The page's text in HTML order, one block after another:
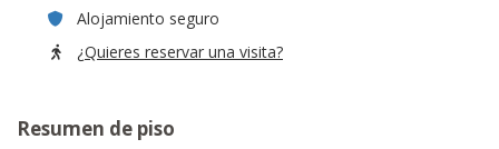
Alojamiento seguro
¿Quieres reservar una visita?
Resumen de piso